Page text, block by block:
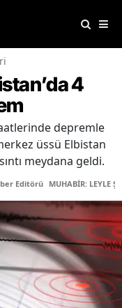
4
depremle
üssü Elbistan
meydana geldi.
Editörü MUHABİR: LEYLE